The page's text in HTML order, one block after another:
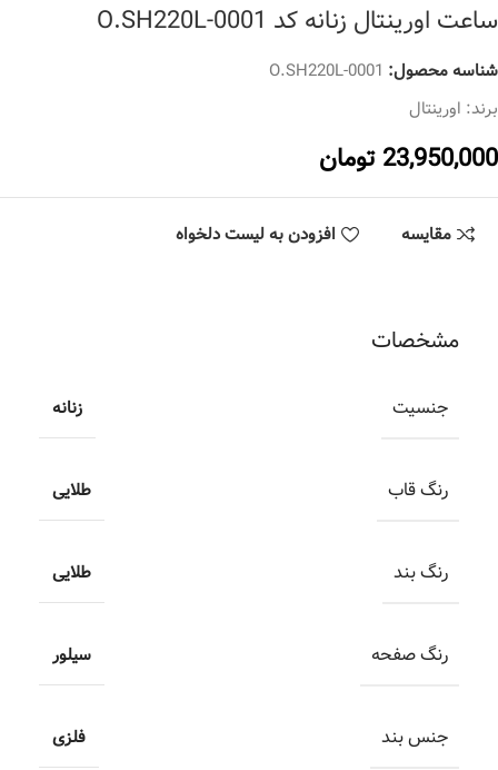
ساعت اورینتال زنانه کد O.SH220L-0001
شناسه محصول: O.SH220L-0001
برند: اورینتال
23,950,000 تومان
مقایسه افزودن به لیست دلخواه
مشخصات
جنسیت زنانه
رنگ قاب طلایی
رنگ بند طلایی
رنگ صفحه سیلور
جنس بند فلزی